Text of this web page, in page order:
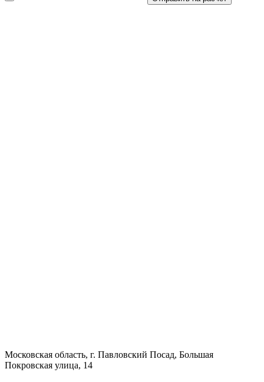
Московская область, г. Павловский Посад, Большая
Покровская улица, 14